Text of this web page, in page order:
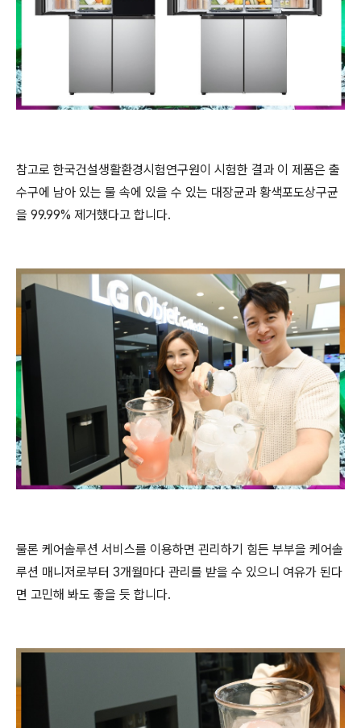
참고로 한국건설생활환경시험연구원이 시험한 결과 이 제품은 출
수구에 남아 있는 물 속에 있을 수 있는 대장균과 황색포도상구균
을 99.99% 제거했다고 합니다.
물론 케어솔루션 서비스를 이용하면 괸리하기 힘든 부부을 케어솔
루션 매니저로부터 3개월마다 관리를 받을 수 있으니 여유가 된다
면 고민해 봐도 좋을 듯 합니다.